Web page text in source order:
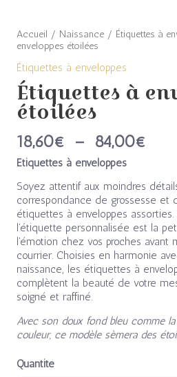
Accueil / Naissance/ Étiquettes à
enveloppes étoilées
Étiquettes à enveloppes
Étiquettes à
étoilées
18,60€ – 84,00€
Étiquettes à enveloppes
Soyez attentif aux moindres
correspondance de grossesse et
étiquettes à enveloppes assorties.
l’étiquette personnalisée est la
l’émotion chez vos proches avant
courrier. Choisies en harmonie
naissance, les étiquettes à
complètent la beauté de votre
soigné et raffiné.
Avec son doux fond bleu comme
couleur, ce modèle sèmera des
Quantité